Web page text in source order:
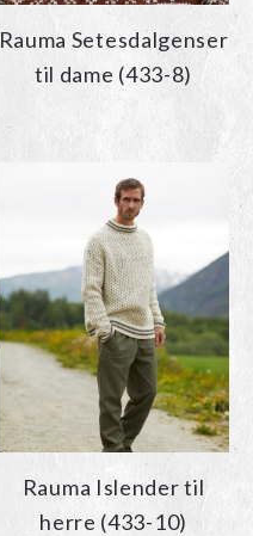
Rauma Setesdalgenser
til dame (433-8)
Rauma Islender til
herre (433-10)